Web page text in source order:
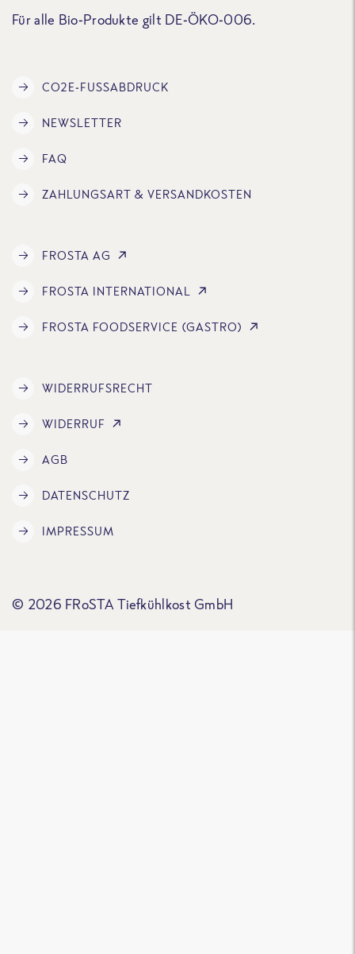
Für alle Bio-Produkte gilt DE-ÖKO-006.
CO2E-FUSSABDRUCK
NEWSLETTER
FAQ
ZAHLUNGSART & VERSANDKOSTEN
FROSTA AG
FROSTA INTERNATIONAL
FROSTA FOODSERVICE (GASTRO)
WIDERRUFSRECHT
WIDERRUF
AGB
DATENSCHUTZ
IMPRESSUM
© 2026 FRoSTA Tiefkühlkost GmbH